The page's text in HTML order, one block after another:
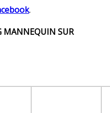
.
MANNEQUIN SUR